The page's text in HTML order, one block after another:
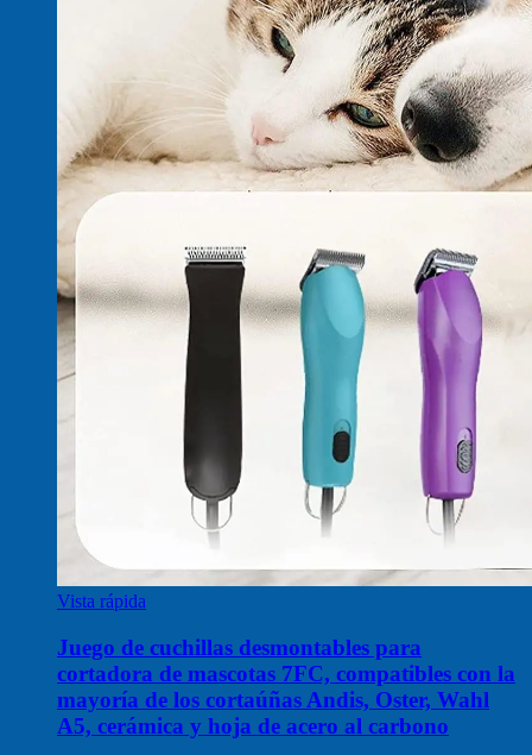
Vista rápida
Juego de cuchillas desmontables para
cortadora de mascotas 7FC, compatibles con la
mayoría de los cortaúñas Andis, Oster, Wahl
A5, cerámica y hoja de acero al carbono